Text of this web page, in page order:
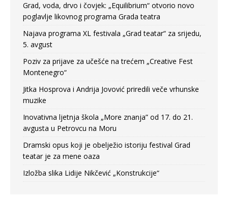
Grad, voda, drvo i čovjek: „Equilibrium“ otvorio novo
poglavlje likovnog programa Grada teatra
Najava programa XL festivala „Grad teatar“ za srijedu,
5. avgust
Poziv za prijave za učešće na trećem „Creative Fest
Montenegro“
Jitka Hosprova i Andrija Jovović priredili veče vrhunske
muzike
Inovativna ljetnja škola „More znanja” od 17. do 21.
avgusta u Petrovcu na Moru
Dramski opus koji je obelježio istoriju festival Grad
teatar je za mene oaza
Izložba slika Lidije Nikčević „Konstrukcije“